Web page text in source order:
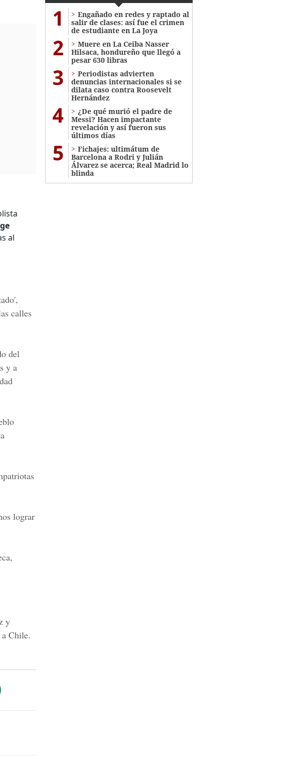
al
calles
del
y a
lograr
y
Chile.
1
Engañado en redes y raptado al
salir de clases: así fue el crimen
de estudiante en La Joya
2
Muere en La Ceiba Nasser
Hilsaca, hondureño que llegó a
pesar 630 libras
3
Periodistas advierten
denuncias internacionales si se
dilata caso contra Roosevelt
Hernández
4
¿De qué murió el padre de
Messi? Hacen impactante
revelación y así fueron sus
últimos días
5
Fichajes: ultimátum de
Barcelona a Rodri y Julián
Álvarez se acerca; Real Madrid lo
blinda